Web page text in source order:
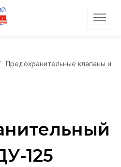
Предохранительные клапаны и
125